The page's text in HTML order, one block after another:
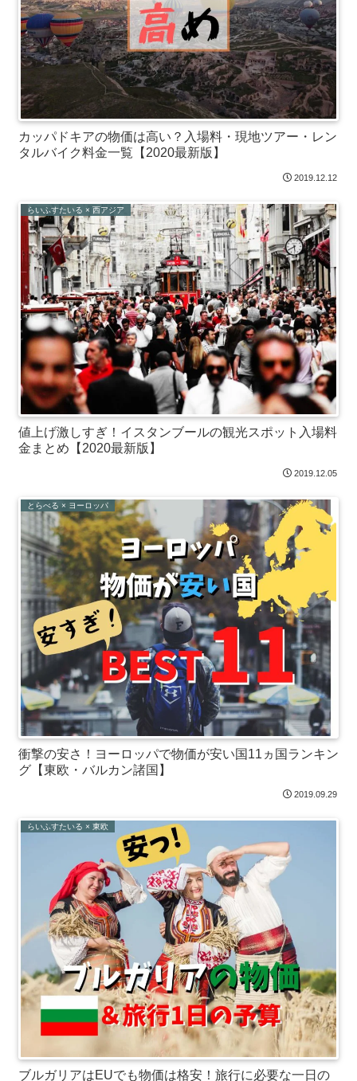
カッパドキアの物価は高い？入場料・現地ツアー・レン
タルバイク料金一覧【2020最新版】
2019.12.12
らいふすたいる × 西アジア
値上げ激しすぎ！イスタンブールの観光スポット入場料
金まとめ【2020最新版】
2019.12.05
とらべる × ヨーロッパ
衝撃の安さ！ヨーロッパで物価が安い国11ヵ国ランキン
グ【東欧・バルカン諸国】
2019.09.29
らいふすたいる × 東欧
ブルガリアはEUでも物価は格安！旅行に必要な一日の